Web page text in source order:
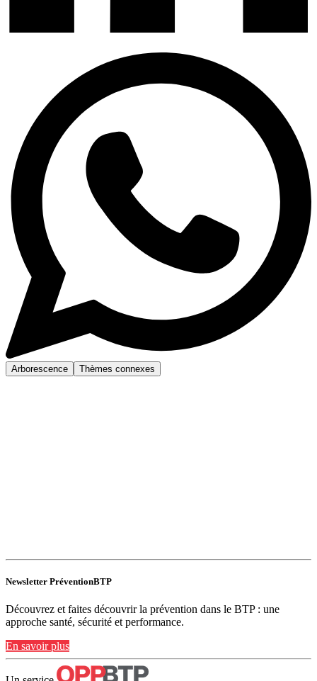
Arborescence Thèmes connexes
Newsletter PréventionBTP
Découvrez et faites découvrir la prévention dans le BTP : une
approche santé, sécurité et performance.
En savoir plus